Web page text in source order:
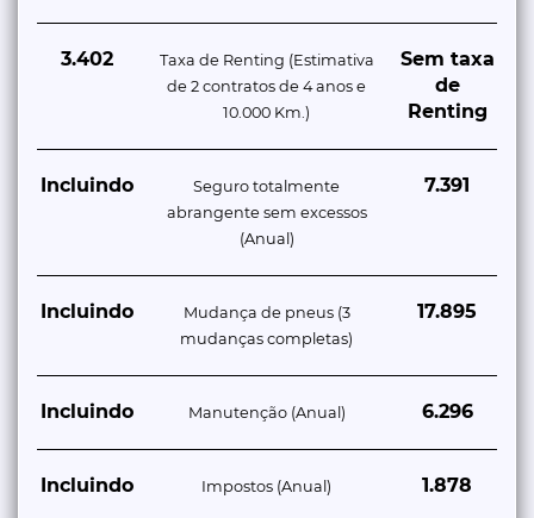
3.402
Taxa de Renting (Estimativa
de 2 contratos de 4 anos e
10.000 Km.)
Sem taxa
de
Renting
Incluindo
Seguro totalmente
abrangente sem excessos
(Anual)
7.391
Incluindo
Mudança de pneus (3
mudanças completas)
17.895
Incluindo Manutenção (Anual) 6.296
Incluindo Impostos (Anual) 1.878